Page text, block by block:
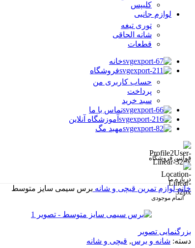
کلیپس
لوازم جانبی
توری تیغه
شانه الحاقی
قطعات
خانه
فروشگاه
حساب کاربری من
پرداخت
سبد خرید
تماس با ما
آموزشگاه آنلاین
مهبد مگ
قوانین فروشگاه
درباره ما
خانهلوازم تمرین قیچی و شانه برس سیمی سایز متوسط
اتمام موجودی
بزرگنمایی تصویر
دسته: شانه و برس, قیچی و شانه